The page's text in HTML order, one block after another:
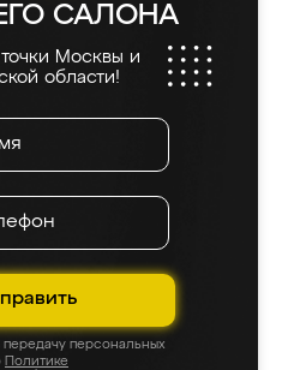
САЛОНА
Москвы и
области!
персональных
Политике